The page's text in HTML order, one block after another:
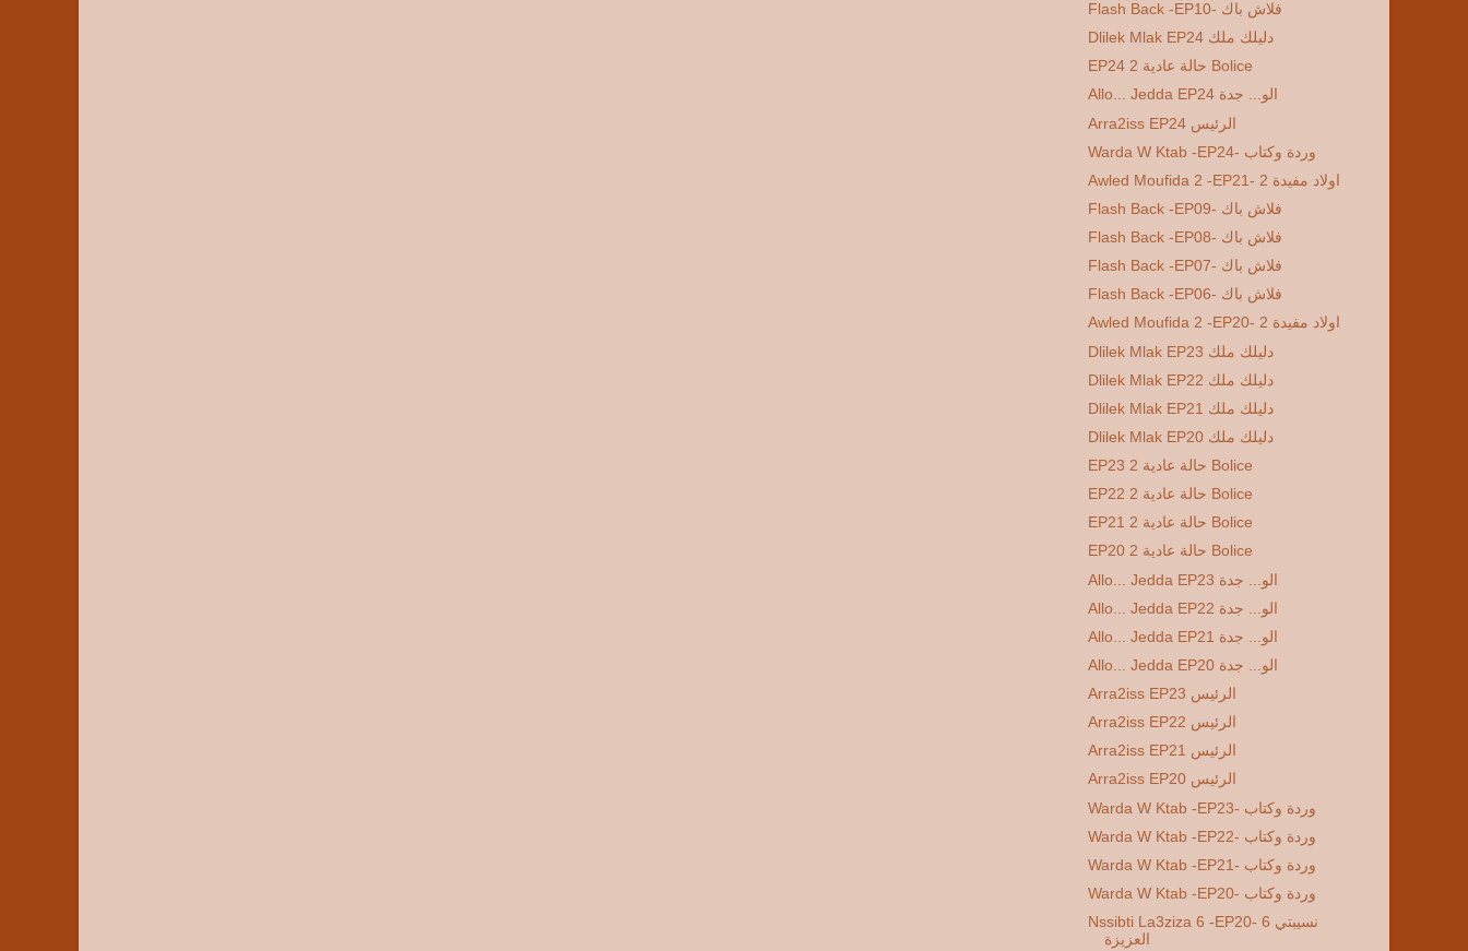
Flash Back -EP10- فلاش باك
Dlilek Mlak EP24 دليلك ملك
EP24 2 حالة عادية Bolice
Allo... Jedda EP24 الو... جدة
Arra2iss EP24 الرئيس
Warda W Ktab -EP24- وردة وكتاب
Awled Moufida 2 -EP21- 2 اولاد مفيدة
Flash Back -EP09- فلاش باك
Flash Back -EP08- فلاش باك
Flash Back -EP07- فلاش باك
Flash Back -EP06- فلاش باك
Awled Moufida 2 -EP20- 2 اولاد مفيدة
Dlilek Mlak EP23 دليلك ملك
Dlilek Mlak EP22 دليلك ملك
Dlilek Mlak EP21 دليلك ملك
Dlilek Mlak EP20 دليلك ملك
EP23 2 حالة عادية Bolice
EP22 2 حالة عادية Bolice
EP21 2 حالة عادية Bolice
EP20 2 حالة عادية Bolice
Allo... Jedda EP23 الو... جدة
Allo... Jedda EP22 الو... جدة
Allo... Jedda EP21 الو... جدة
Allo... Jedda EP20 الو... جدة
Arra2iss EP23 الرئيس
Arra2iss EP22 الرئيس
Arra2iss EP21 الرئيس
Arra2iss EP20 الرئيس
Warda W Ktab -EP23- وردة وكتاب
Warda W Ktab -EP22- وردة وكتاب
Warda W Ktab -EP21- وردة وكتاب
Warda W Ktab -EP20- وردة وكتاب
Nssibti La3ziza 6 -EP20- 6 نسيبتي
العزيزة